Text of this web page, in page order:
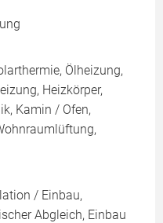
Ölheizung,
Heizkörper,
Kamin / Ofen,
/ Einbau,
Abgleich, Einbau